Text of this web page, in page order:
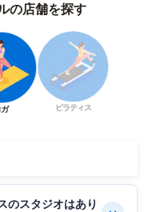
の店舗を探す
ピラティス
のスタジオはあり